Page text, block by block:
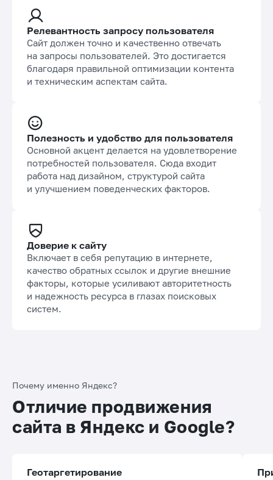
Релевантность запросу пользователя
Сайт должен точно и качественно отвечать
на запросы пользователей. Это достигается
благодаря правильной оптимизации контента
Полезность и удобство для пользователя
Основной акцент делается на удовлетворение
потребностей пользователя. Сюда входит
работа над дизайном, структурой сайта
Доверие к сайту
Включает в себя репутацию в интернете,
качество обратных ссылок и другие внешние
факторы, которые усиливают авторитетность
и надежность ресурса в глазах поисковых
Почему именно Яндекс?
Отличие продвижения
сайта в Яндекс и Google?